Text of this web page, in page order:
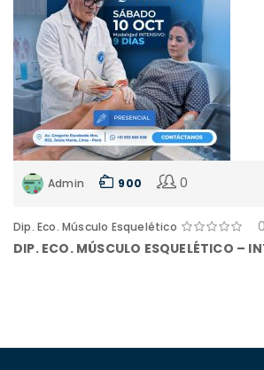
Admin 900 0
Dip. Eco. Músculo Esquelético
DIP. ECO. MÚSCULO ESQUELÉTICO –